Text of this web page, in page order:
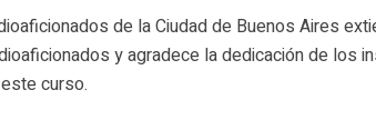
de la Ciudad de Buenos Aires
y agradece la dedicación de los
curso.